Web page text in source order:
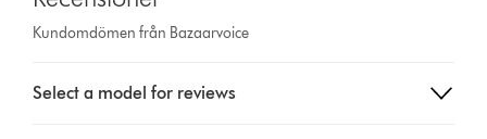
Kundomdömen från Bazaarvoice
a
Select a model for reviews